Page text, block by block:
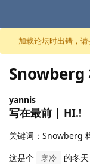
跳至内容
加载论坛时出错，请
Snowberg
yannis
写在最前 | HI.!
关键词：Snowberg
这是个
寒冷 的冬